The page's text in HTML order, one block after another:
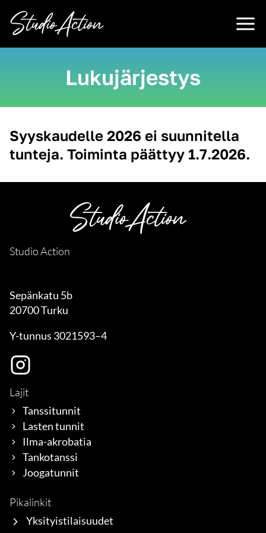
sisältöön
Lukujärjestys
Syyskaudelle 2026 ei suunnitella
tunteja. Toiminta päättyy 1.7.2026.
Studio Action
Sepänkatu 5b
20700 Turku
Y-tunnus 3021593–4
Lajit
Tanssitunnit
Lasten tunnit
Ilma-akrobatia
Tankotanssi
Joogatunnit
Pikalinkit
Yksityistilaisuudet